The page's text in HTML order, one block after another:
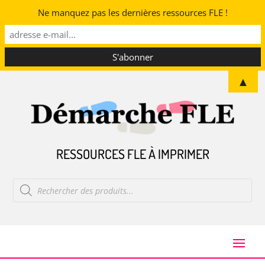
RESSOURCES FLE À IMPRIMER
Recherche
de
produits
Ne manquez pas les dernières ressources FLE !
▲